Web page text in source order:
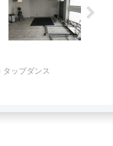
タップダンス